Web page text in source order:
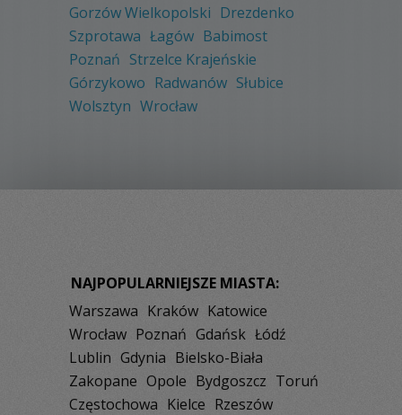
Gorzów Wielkopolski Drezdenko
Szprotawa Łagów Babimost
Poznań Strzelce Krajeńskie
Górzykowo Radwanów Słubice
Wolsztyn Wrocław
NAJPOPULARNIEJSZE MIASTA:
Warszawa Kraków Katowice
Wrocław Poznań Gdańsk Łódź
Lublin Gdynia Bielsko-Biała
Zakopane Opole Bydgoszcz Toruń
Częstochowa Kielce Rzeszów